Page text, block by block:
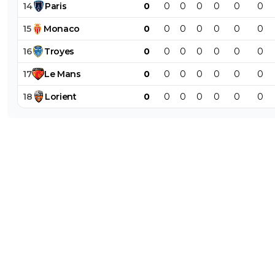
14 Paris 0 0 0 0 0 0 0
15 Monaco 0 0 0 0 0 0 0
16 Troyes 0 0 0 0 0 0 0
17 Le Mans 0 0 0 0 0 0 0
18 Lorient 0 0 0 0 0 0 0